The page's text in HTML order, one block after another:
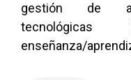
gestión de
enseñanza/